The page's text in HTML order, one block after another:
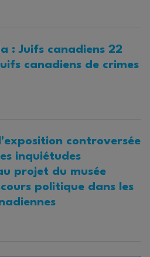
: Juifs canadiens 22
canadiens de crimes
controversée
inquiétudes
projet du musée
politique dans les